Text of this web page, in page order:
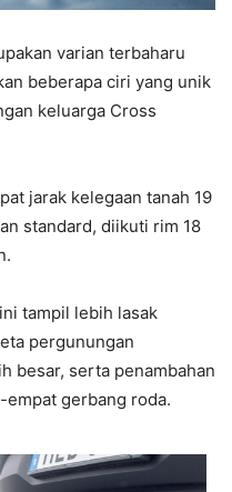
varian terbaharu
beberapa ciri yang unik
keluarga Cross
jarak kelegaan tanah 19
standard, diikuti rim 18
ini tampil lebih lasak
pergunungan
besar, serta penambahan
gerbang roda.